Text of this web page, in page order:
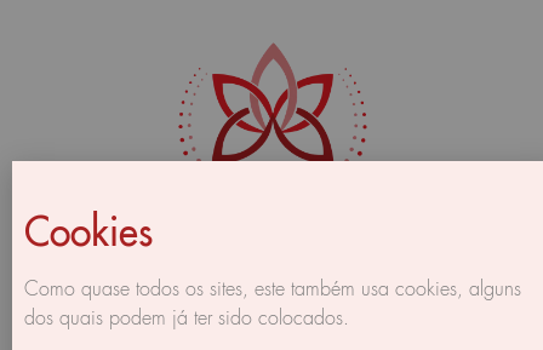
Cookies
Como quase todos os sites, este também usa cookies, alguns
dos quais podem já ter sido colocados.